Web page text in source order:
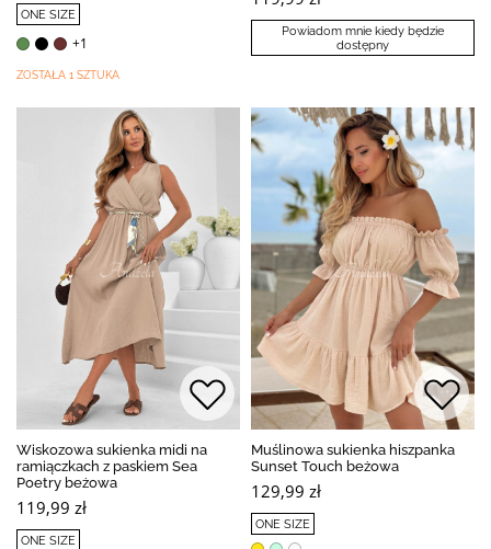
ONE SIZE
+1
ZOSTAŁA 1 SZTUKA
Powiadom mnie kiedy będzie
dostępny
Wiskozowa sukienka midi na
ramiączkach z paskiem Sea
Poetry beżowa
119,99 zł
ONE SIZE
Muślinowa sukienka hiszpanka
Sunset Touch beżowa
129,99 zł
ONE SIZE